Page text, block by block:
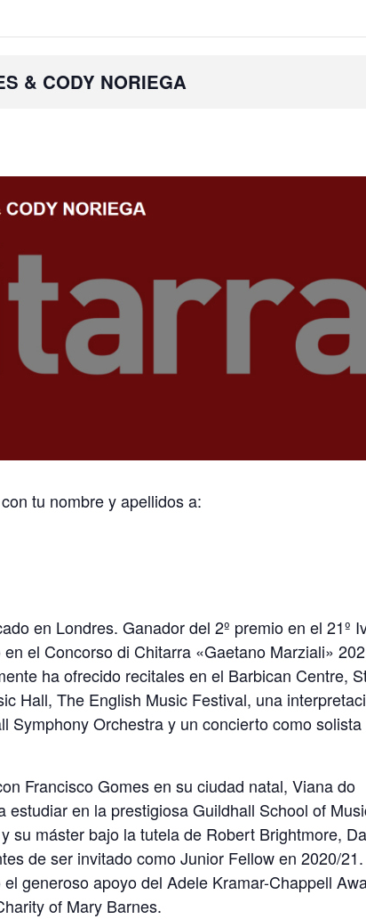
& CODY NORIEGA
tu nombre y apellidos a:
en Londres. Ganador del 2º premio en el 21º
el Concorso di Chitarra «Gaetano Marziali»
ha ofrecido recitales en el Barbican Centre,
Hall, The English Music Festival, una
Symphony Orchestra y un concierto como
Francisco Gomes en su ciudad natal, Viana do
en la prestigiosa Guildhall School of
su máster bajo la tutela de Robert Brightmore,
de ser invitado como Junior Fellow en 2020/21.
generoso apoyo del Adele Kramar-Chappell
of Mary Barnes.